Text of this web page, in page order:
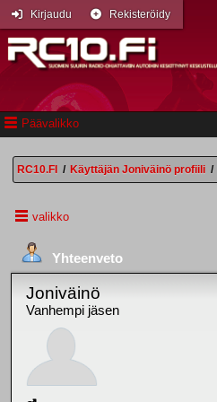
Päävalikko
Kirjaudu Rekisteröidy
RC10.FI / Käyttäjän Joniväinö profiili /
valikko
Yhteenveto
Joniväinö
Vanhempi jäsen